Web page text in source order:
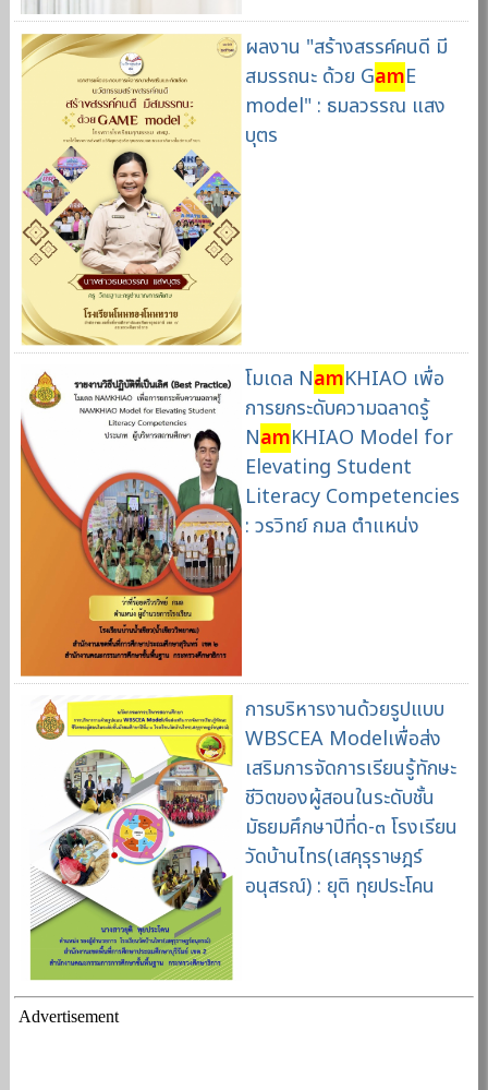
ผลงาน "สร้างสรรค์คนดี มี
สมรรถนะ ด้วย GamE
model" : ธมลวรรณ แสง
บุตร
โมเดล NamKHIAO เพื่อ
การยกระดับความฉลาดรู้
NamKHIAO Model for
Elevating Student
Literacy Competencies
: วรวิทย์ กมล ตำแหน่ง
การบริหารงานด้วยรูปแบบ
WBSCEA Modelเพื่อส่ง
เสริมการจัดการเรียนรู้ทักษะ
ชีวิตของผู้สอนในระดับชั้น
มัธยมศึกษาปีที่ด-๓ โรงเรียน
วัดบ้านไทร(เสคุรุราษฎร์
อนุสรณ์) : ยุติ ทุยประโคน
Advertisement